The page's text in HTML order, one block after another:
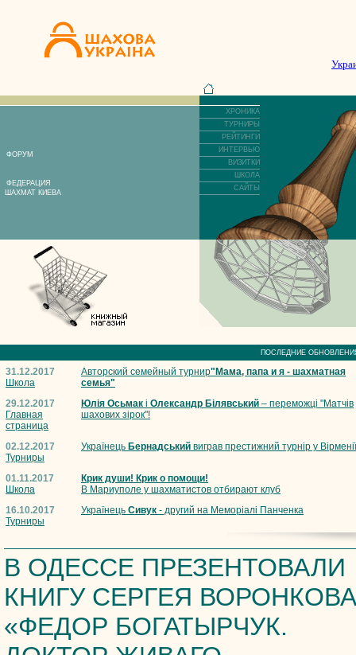
ФОРУМ
ФЕДЕРАЦИЯ
ШАХМАТ КИЕВА
ХРОНИКА
ТУРНИРЫ
РЕЙТИНГИ
ИНТЕРВЬЮ
ВИЗИТКИ
ШКОЛА
САЙТЫ
ПОСЛЕДНИЕ
31.12.2017
Школа
Авторский семейный турнир"Мама, папа и я - шахматная
семья"
29.12.2017
Главная
страница
Юлія Осьмак і Олександр Білявський – переможці "Матчів
шахових зірок"!
02.12.2017
Турниры
Українець Бернадський виграв престижний турнір у Вірменії
01.11.2017
Школа
Крик души! Крик о помощи!
В Мариуполе у шахматистов отбирают клуб
16.10.2017
Турниры
Українець Сивук - другий на Меморіалі Панченка
В ОДЕССЕ ПРЕЗЕНТОВАЛИ
КНИГУ СЕРГЕЯ ВОРОНКОВА
«ФЕДОР БОГАТЫРЧУК.